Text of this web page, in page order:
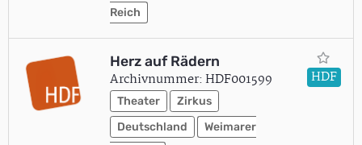
Reich
Herz auf Rädern
Archivnummer: HDF001599
Theater
Zirkus
Deutschland
Weimarer
HDF